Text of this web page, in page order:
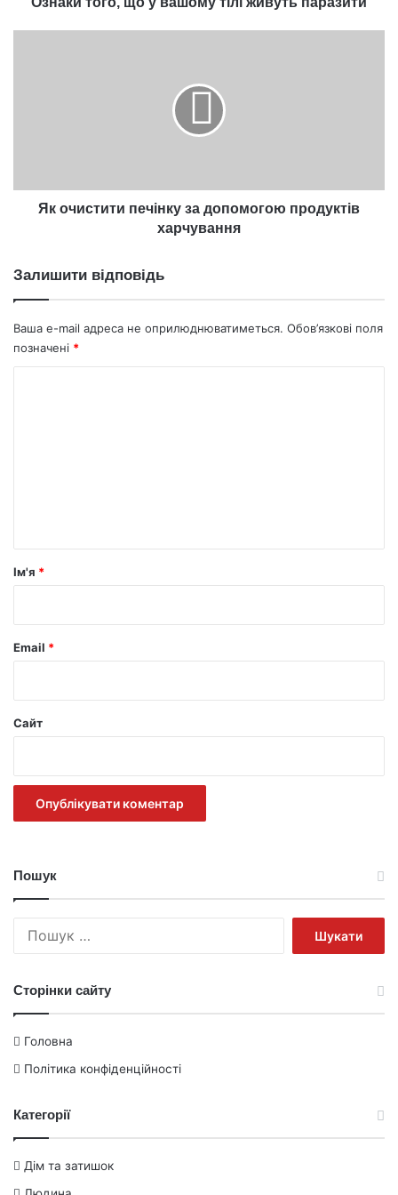
Як очистити печінку за допомогою продуктів
харчування
Залишити відповідь
Ваша e-mail адреса не оприлюднюватиметься. Обов’язкові поля
позначені *
рІм'я *
Email *
Сайт
Пошук
Сторінки сайту
Головна
Політика конфіденційності
Категорії
Дім та затишок